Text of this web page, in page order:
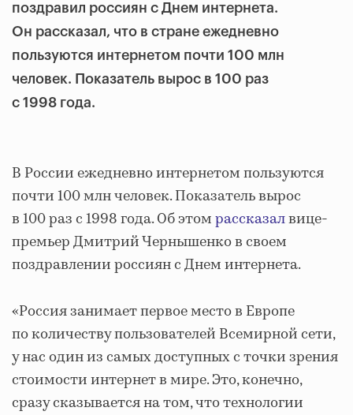
поздравил россиян с Днем интернета.
Он рассказал, что в стране ежедневно
пользуются интернетом почти 100 млн
человек. Показатель вырос в 100 раз
с 1998 года.
В России ежедневно интернетом пользуются
почти 100 млн человек. Показатель вырос
в 100 раз с 1998 года. Об этомрассказалвице-
премьер Дмитрий Чернышенко в своем
поздравлении россиян с Днем интернета.
«Россия занимает первое место в Европе
по количеству пользователей Всемирной сети,
у нас один из самых доступных с точки зрения
стоимости интернет в мире. Это, конечно,
сразу сказывается на том, что технологии